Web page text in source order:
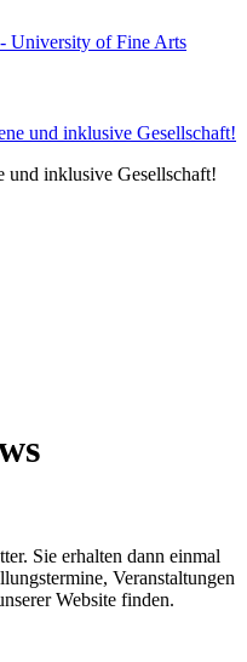
und inklusive Gesellschaft!
Sie erhalten dann einmal
Veranstaltungen
Website finden.